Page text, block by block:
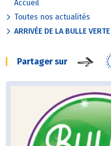
Accueil
Toutes nos actualités
ARRIVÉE DE LA BULLE VERTE
Partager sur